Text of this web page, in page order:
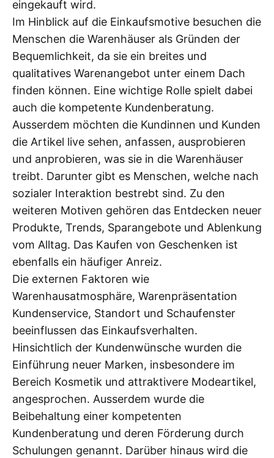
eingekauft wird.
Im Hinblick auf die Einkaufsmotive besuchen die
Menschen die Warenhäuser als Gründen der
Bequemlichkeit, da sie ein breites und
qualitatives Warenangebot unter einem Dach
finden können. Eine wichtige Rolle spielt dabei
auch die kompetente Kundenberatung.
Ausserdem möchten die Kundinnen und Kunden
die Artikel live sehen, anfassen, ausprobieren
und anprobieren, was sie in die Warenhäuser
treibt. Darunter gibt es Menschen, welche nach
sozialer Interaktion bestrebt sind. Zu den
weiteren Motiven gehören das Entdecken neuer
Produkte, Trends, Sparangebote und Ablenkung
vom Alltag. Das Kaufen von Geschenken ist
ebenfalls ein häufiger Anreiz.
Die externen Faktoren wie
Warenhausatmosphäre, Warenpräsentation
Kundenservice, Standort und Schaufenster
beeinflussen das Einkaufsverhalten.
Hinsichtlich der Kundenwünsche wurden die
Einführung neuer Marken, insbesondere im
Bereich Kosmetik und attraktivere Modeartikel,
angesprochen. Ausserdem wurde die
Beibehaltung einer kompetenten
Kundenberatung und deren Förderung durch
Schulungen genannt. Darüber hinaus wird die